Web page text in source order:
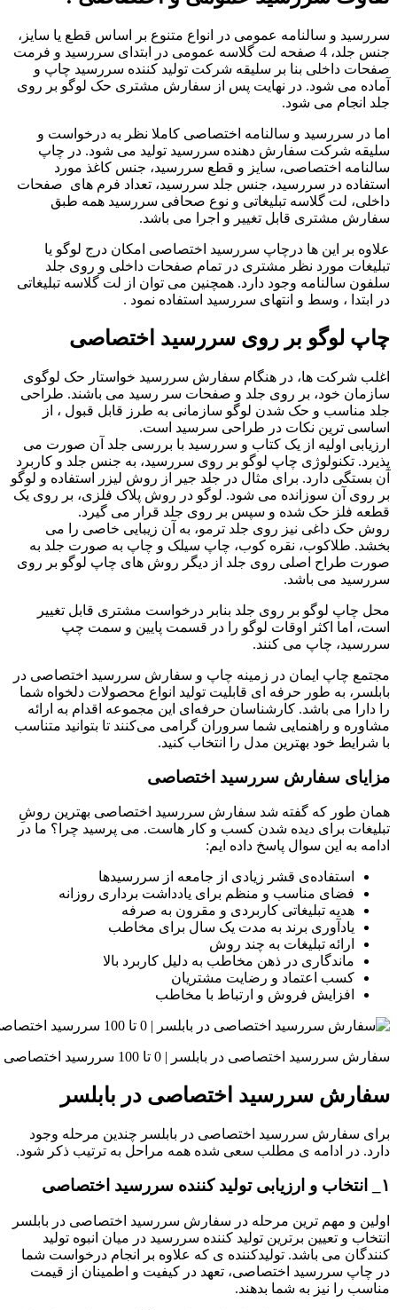
سررسید و سالنامه عمومی در انواع متنوع بر اساس قطع یا سایز،
جنس جلد، 4 صفحه لت گلاسه عمومی در ابتدای سررسید و فرمت
صفحات داخلی بنا بر سلیقه شرکت تولید کننده سررسید چاپ و
آماده می شود. در نهایت پس از سفارش مشتری حک لوگو بر روی
جلد انجام می شود.
اما در سررسید و سالنامه اختصاصی کاملا نظر به درخواست و
سلیقه شرکت سفارش دهنده سررسید تولید می شود. در چاپ
سالنامه اختصاصی، سایز و قطع سررسید، جنس کاغذ مورد
استفاده در سررسید، جنس جلد سررسید، تعداد فرم های صفحات
داخلی، لت گلاسه تبلیغاتی و نوع صحافی سررسید همه طبق
سفارش مشتری قابل تغییر و اجرا می باشد.
علاوه بر این ها درچاپ سررسید اختصاصی امکان درج لوگو یا
تبلیغات مورد نظر مشتری در تمام صفحات داخلی و روی جلد
سلفون سالنامه وجود دارد. همچنین می توان از لت گلاسه تبلیغاتی
در ابتدا ، وسط و انتهای سررسید استفاده نمود .
چاپ لوگو بر روی سررسید اختصاصی
اغلب شرکت ها، در هنگام سفارش سررسید خواستار حک لوگوی
سازمان خود، بر روی جلد و صفحات سر رسید می باشند. طراحی
جلد مناسب و حک شدن لوگو سازمانی به طرز قابل قبول ، از
اساسی ترین نکات در طراحی سرسید است.
ارزیابی اولیه از یک کتاب و سررسید با بررسی جلد آن صورت می
پذیرد. تکنولوژی چاپ لوگو بر روی سررسید، به جنس جلد و کاربرد
آن بستگی دارد. برای مثال در جلد جیر از روش لیزر استفاده و لوگو
بر روی آن سوزانده می شود. لوگو در روش پلاک فلزی، بر روی یک
قطعه فلز حک شده و سپس بر روی جلد قرار می گیرد.
روش حک داغی نیز روی جلد ترمو، به آن زیبایی خاصی را می
بخشد. طلاکوب، نقره کوب، چاپ سیلک و چاپ به صورت جلد به
صورت طراح اصلی روی جلد از دیگر روش های چاپ لوگو بر روی
سررسید می باشد.
محل چاپ لوگو بر روی جلد بنابر درخواست مشتری قابل تغییر
است، اما اکثر اوقات لوگو را در قسمت پایین و سمت چپ
سررسید، چاپ می کنند.
مجتمع چاپ ایمان در زمینه چاپ و سفارش سررسید اختصاصی در
بابلسر، به طور حرفه ای قابلیت تولید انواع محصولات دلخواه شما
را دارا می باشد. کارشناسان حرفه‌ای این مجموعه اقدام به ارائه
مشاوره و راهنمایی شما سروران گرامی می‌کنند تا بتوانید متناسب
با شرایط خود بهترین مدل را انتخاب کنید.
مزایای سفارش سررسید اختصاصی
همان طور که گفته شد سفارش سررسید اختصاصی بهترین روشِ
تبلیغات برای دیده شدن کسب و کار هاست. می پرسید چرا؟ ما در
ادامه به این سوال پاسخ داده ایم:
استفاده‌ی قشر زیادی از جامعه از سررسیدها
فضای مناسب و منظم برای یادداشت برداری روزانه
هدیه تبلیغاتی کاربردی و مقرون به صرفه
یادآوری برند به مدت یک سال برای مخاطب
ارائه تبلیغات به چند روش
ماندگاری در ذهن مخاطب به دلیل کاربرد بالا
کسب اعتماد و رضایت مشتریان
افزایش فروش و ارتباط با مخاطب
سفارش سررسید اختصاصی در بابلسر | 0 تا 100 سررسید اختصاصی
سفارش سررسید اختصاصی در بابلسر
برای سفارش سررسید اختصاصی در بابلسر چندین مرحله وجود
دارد. در ادامه ی مطلب سعی شده همه مراحل به ترتیب ذکر شود.
۱_ انتخاب و ارزیابی تولید کننده سررسید اختصاصی
اولین و مهم‌ ترین مرحله در سفارش سررسید اختصاصی در بابلسر
انتخاب و تعیین برترین تولید کننده سررسید در میان انبوه تولید
کنندگان می‌ باشد. تولیدکننده ی که علاوه‌ بر انجام درخواست شما
در چاپ سررسید اختصاصی، تعهد در کیفیت و اطمینان از قیمت
مناسب را نیز به شما بدهند.